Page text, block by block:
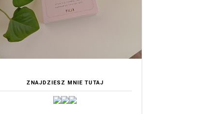
ZNAJDZIESZ MNIE TUTAJ